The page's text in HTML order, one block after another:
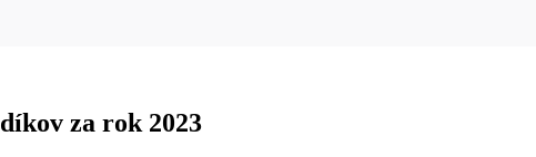
za rok 2023